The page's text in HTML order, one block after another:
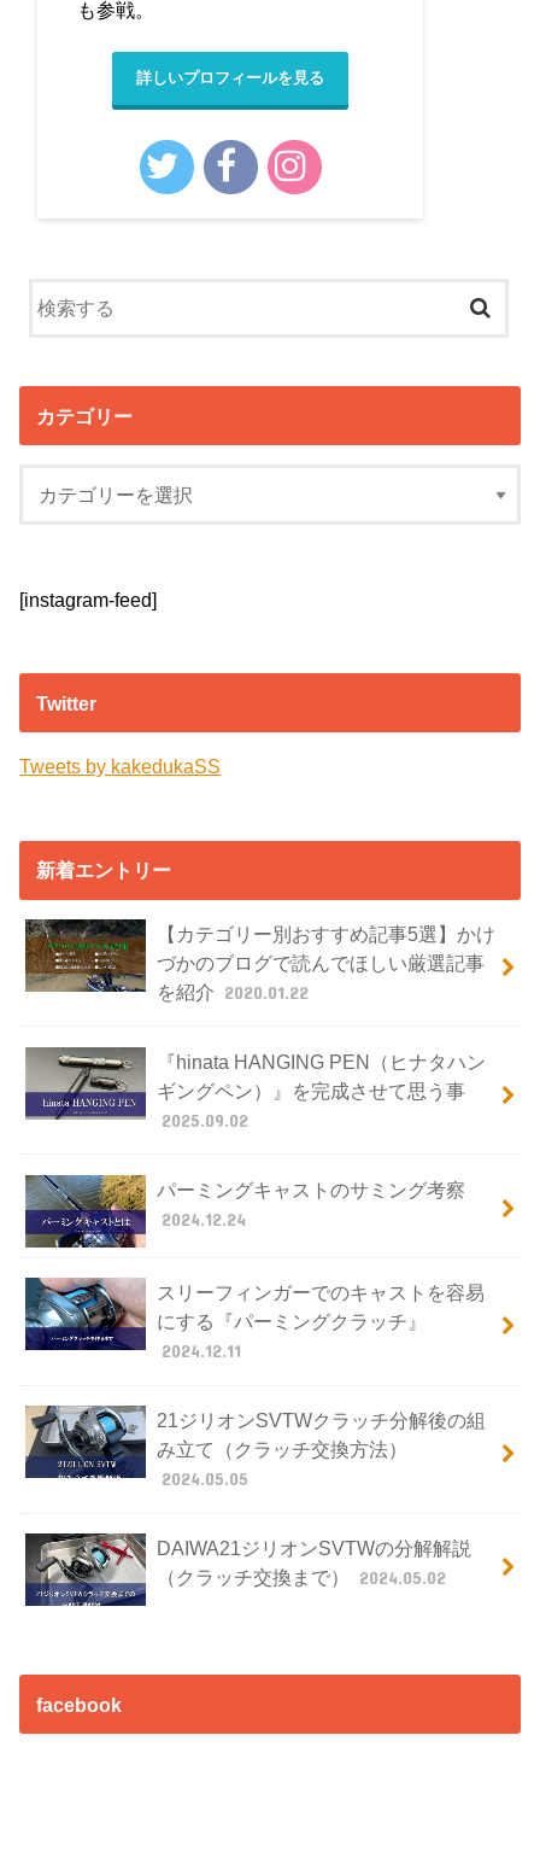
も参戦。
詳しいプロフィールを見る
カテゴリー
[instagram-feed]
Twitter
Tweets by kakedukaSS
新着エントリー
【カテゴリー別おすすめ記事5選】かけ
づかのブログで読んでほしい厳選記事
を紹介 2020.01.22
『hinata HANGING PEN（ヒナタハン
ギングペン）』を完成させて思う事
2025.09.02
パーミングキャストのサミング考察
2024.12.24
スリーフィンガーでのキャストを容易
にする『パーミングクラッチ』
2024.12.11
21ジリオンSVTWクラッチ分解後の組
み立て（クラッチ交換方法）
2024.05.05
DAIWA21ジリオンSVTWの分解解説
（クラッチ交換まで）
2024.05.02
facebook